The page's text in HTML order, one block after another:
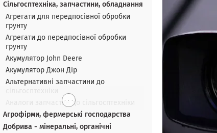
Сільгосптехніка, запчастини, обладнання
Агрегати для передпосівної обробки
грунту
Агрегати до передпосівної обробки
грунту
Акумулятор John Deere
Акумулятор Джон Дір
Альтернативні запчастини до
Аналоги запчастин до сільгосптехніки
. . .
Агрофірми, фермерські господарства
Добрива - мінеральні, органічні